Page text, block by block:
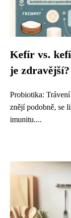
Kefír vs.
je zdravější?
Probiotika:
znějí podobně, se
imunitu....